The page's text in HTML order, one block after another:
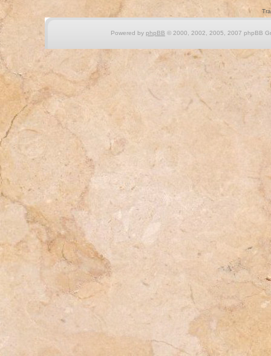
Powered by phpBB © 2000, 2002, 2005, 2007 phpBB